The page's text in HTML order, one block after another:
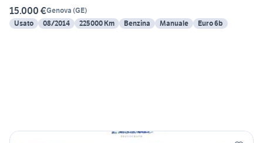
15.000 €Genova (GE)
Usato
08/2014 225000 Km Benzina Manuale Euro 6b